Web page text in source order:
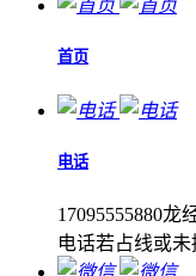
首页
电话
17095555880龙
电话若占线或